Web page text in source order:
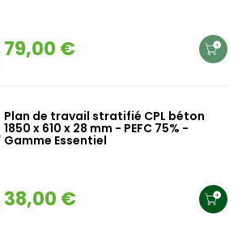
79,00 €
Plan de travail stratifié CPL béton
1850 x 610 x 28 mm - PEFC 75% -
Gamme Essentiel
38,00 €